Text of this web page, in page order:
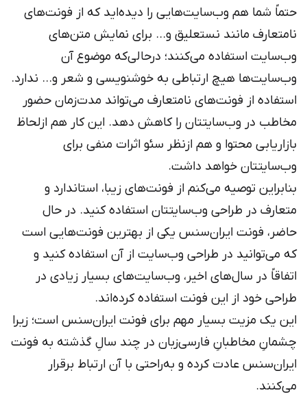
حتماً شما هم وب‌سایت‌هایی را دیده‌اید که از فونت‌های
نامتعارف مانند نستعلیق و… برای نمایش متن‌های
وب‌سایت استفاده می‌کنند؛ درحالی‌که موضوع آن
وب‌سایت‌ها هیچ ارتباطی به خوشنویسی و شعر و… ندارد.
استفاده از فونت‌های نامتعارف می‌تواند مدت‌زمان حضور
مخاطب در وب‌سایتتان را کاهش دهد. این کار هم ازلحاظ
بازاریابی محتوا و هم ازنظر سئو اثرات منفی برای
وب‌سایتتان خواهد داشت.
بنابراین توصیه می‌کنم از فونت‌های زیبا، استاندارد و
متعارف در طراحی وب‌سایتتان استفاده کنید. در حال
حاضر، فونت ایران‌سنس یکی از بهترین فونت‌هایی است
که می‌توانید در طراحی وب‌سایت از آن استفاده کنید و
اتفاقاً در سال‌های اخیر، وب‌سایت‌های بسیار زیادی در
طراحی خود از این فونت استفاده کرده‌اند.
این یک مزیت بسیار مهم برای فونت ایران‌سنس است؛ زیرا
چشمانِ مخاطبانِ فارسی‌زبان در چند سالِ گذشته به فونت
ایران‌سنس عادت کرده و به‌راحتی با آن ارتباط برقرار
می‌کنند.